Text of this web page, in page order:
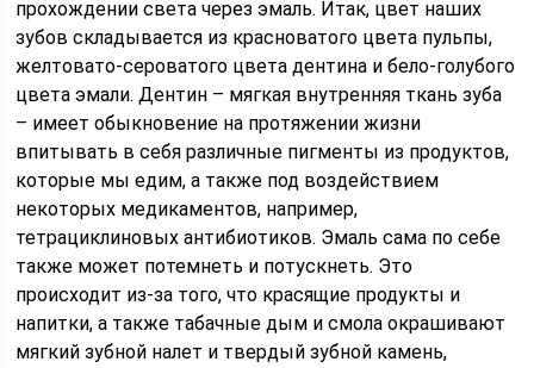
прохождении света через эмаль. Итак, цвет наших
зубов складывается из красноватого цвета пульпы,
желтовато-сероватого цвета дентина и бело-голубого
цвета эмали. Дентин – мягкая внутренняя ткань зуба
– имеет обыкновение на протяжении жизни
впитывать в себя различные пигменты из продуктов,
которые мы едим, а также под воздействием
некоторых медикаментов, например,
тетрациклиновых антибиотиков. Эмаль сама по себе
также может потемнеть и потускнеть. Это
происходит из-за того, что красящие продукты и
напитки, а также табачные дым и смола окрашивают
мягкий зубной налет и твердый зубной камень,